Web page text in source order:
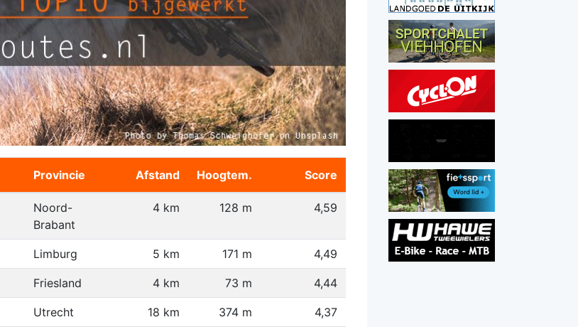
Provincie Afstand Hoogtem. Score
Noord-
Brabant
4 km 128 m 4,59
Limburg 5 km 171 m 4,49
Friesland 4 km 73 m 4,44
Utrecht 18 km 374 m 4,37